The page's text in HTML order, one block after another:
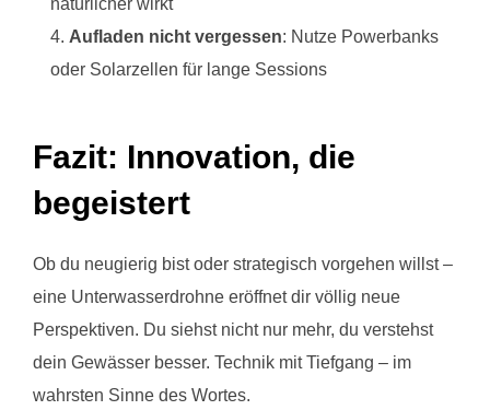
Aufladen nicht vergessen: Nutze Powerbanks
oder Solarzellen für lange Sessions
Fazit: Innovation, die
begeistert
Ob du neugierig bist oder strategisch vorgehen willst –
eine Unterwasserdrohne eröffnet dir völlig neue
Perspektiven. Du siehst nicht nur mehr, du verstehst
dein Gewässer besser. Technik mit Tiefgang – im
wahrsten Sinne des Wortes.